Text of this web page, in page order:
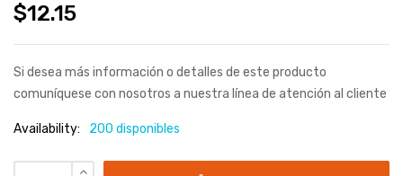
$12.15
Si desea más información o detalles de este producto
comuníquese con nosotros a nuestra línea de atención al cliente
Availability: 200 disponibles